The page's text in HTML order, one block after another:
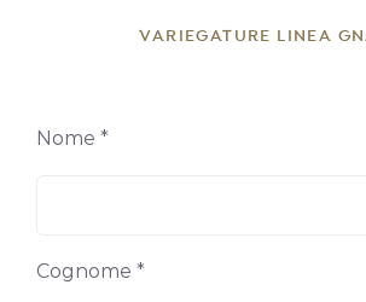
VARIEGATURE LINEA
Nome *
Cognome *